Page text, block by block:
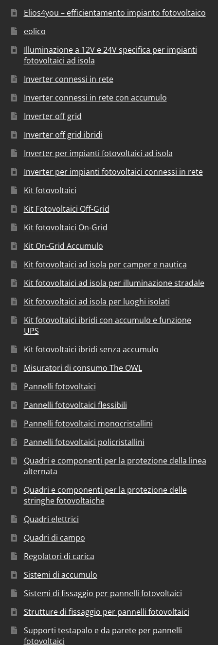
Elios4you – efficientamento impianto fotovoltaico
eolico
Illuminazione a 12V e 24V specifica per impianti
fotovoltaici ad isola
Inverter connessi in rete
Inverter connessi in rete con accumulo
Inverter off grid
Inverter off grid ibridi
Inverter per impianti fotovoltaici ad isola
Inverter per impianti fotovoltaici connessi in rete
Kit fotovoltaici
Kit Fotovoltaici Off-Grid
Kit fotovoltaici On-Grid
Kit On-Grid Accumulo
Kit fotovoltaici ad isola per camper e nautica
Kit fotovoltaici ad isola per illuminazione stradale
Kit fotovoltaici ad isola per luoghi isolati
Kit fotovoltaici ibridi con accumulo e funzione
UPS
Kit fotovoltaici ibridi senza accumulo
Misuratori di consumo The OWL
Pannelli fotovoltaici
Pannelli fotovoltaici flessibili
Pannelli fotovoltaici monocristallini
Pannelli fotovoltaici policristallini
Quadri e componenti per la protezione della linea
alternata
Quadri e componenti per la protezione delle
stringhe fotovoltaiche
Quadri elettrici
Quadri di campo
Regolatori di carica
Sistemi di accumulo
Sistemi di fissaggio per pannelli fotovoltaici
Strutture di fissaggio per pannelli fotovoltaici
Supporti testapalo e da parete per pannelli
fotovoltaici